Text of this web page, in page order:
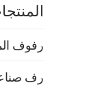
رفوف
رف